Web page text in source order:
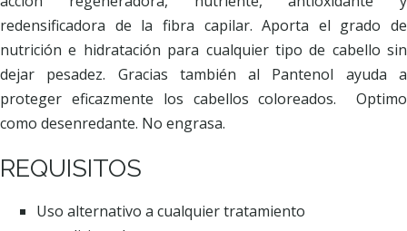
redensificadora de la fibra capilar. Aporta el grado de
nutrición e hidratación para cualquier tipo de cabello sin
dejar pesadez. Gracias también al Pantenol ayuda a
proteger eficazmente los cabellos coloreados. Optimo
como desenredante. No engrasa.
REQUISITOS
Uso alternativo a cualquier tratamiento